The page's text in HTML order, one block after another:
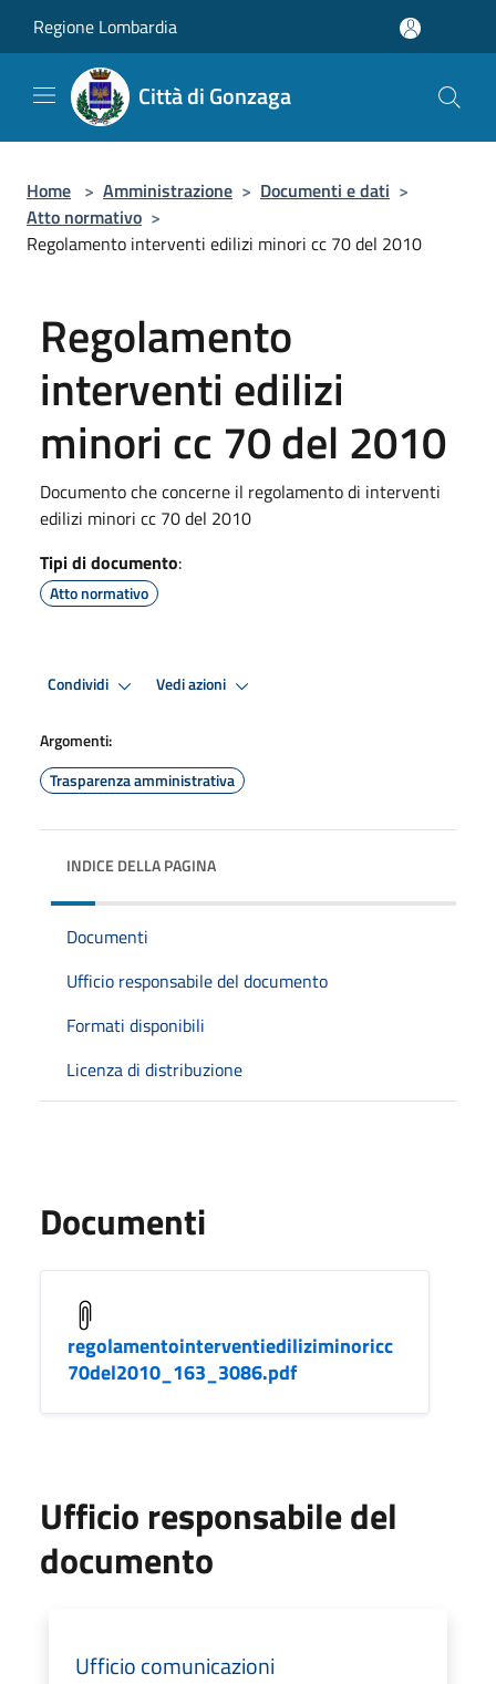
Regione Lombardia
Città di Gonzaga
Home > Amministrazione > Documenti e dati >
Atto normativo >
Regolamento interventi edilizi minori cc 70 del 2010
Regolamento
interventi edilizi
minori cc 70 del 2010
Documento che concerne il regolamento di interventi
edilizi minori cc 70 del 2010
Tipi di documento:
Atto normativo
Condividi Vedi azioni
Argomenti:
Trasparenza amministrativa
INDICE DELLA PAGINA
Documenti
Ufficio responsabile del documento
Formati disponibili
Licenza di distribuzione
Documenti
regolamentointerventiediliziminoricc
70del2010_163_3086.pdf
Ufficio responsabile del
documento
Ufficio comunicazioni